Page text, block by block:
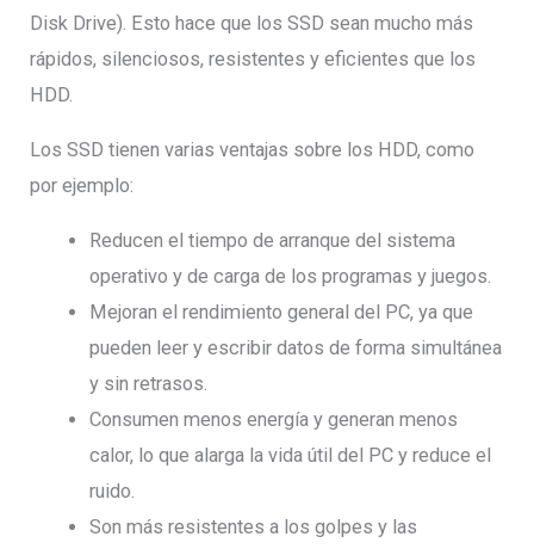
Disk Drive). Esto hace que los SSD sean mucho más
rápidos, silenciosos, resistentes y eficientes que los
HDD.
Los SSD tienen varias ventajas sobre los HDD, como
por ejemplo:
Reducen el tiempo de arranque del sistema
operativo y de carga de los programas y juegos.
Mejoran el rendimiento general del PC, ya que
pueden leer y escribir datos de forma simultánea
y sin retrasos.
Consumen menos energía y generan menos
calor, lo que alarga la vida útil del PC y reduce el
ruido.
Son más resistentes a los golpes y las